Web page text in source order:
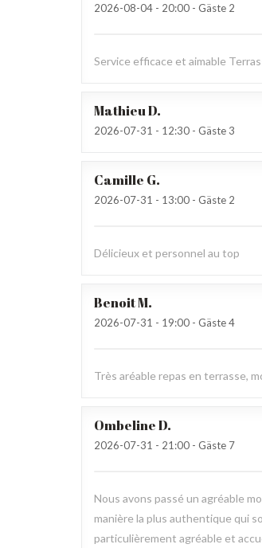
2026-08-04 - 20:00 - Gäste 2
Service efficace et aimable
MathieuD
2026-07-31 - 12:30 - Gäste 3
Camille G
2026-07-31 - 13:00 - Gäste 2
Délicieux et personnel au top
BenoitM
2026-07-31 - 19:00 - Gäste 4
Très aréable repas en terrasse,
OmbelineD
2026-07-31 - 21:00 - Gäste 7
Nous avons passé un agréable
manière la plus authentique qui
particulièrement agréable et